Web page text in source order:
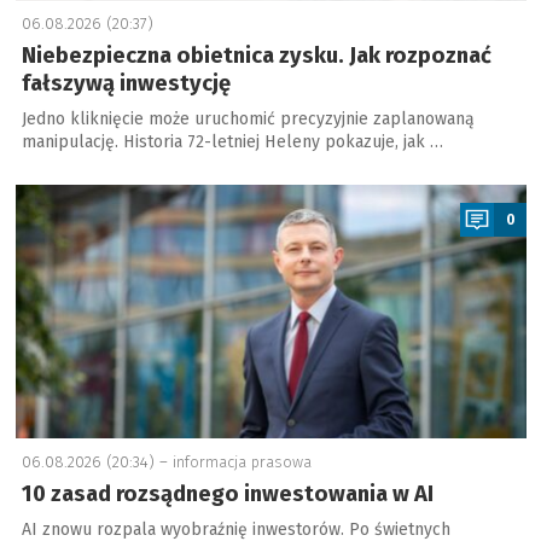
06.08.2026 (20:37)
Niebezpieczna obietnica zysku. Jak rozpoznać
fałszywą inwestycję
Jedno kliknięcie może uruchomić precyzyjnie zaplanowaną
manipulację. Historia 72-letniej Heleny pokazuje, jak …
a
0
06.08.2026 (20:34) – informacja prasowa
10 zasad rozsądnego inwestowania w AI
AI znowu rozpala wyobraźnię inwestorów. Po świetnych